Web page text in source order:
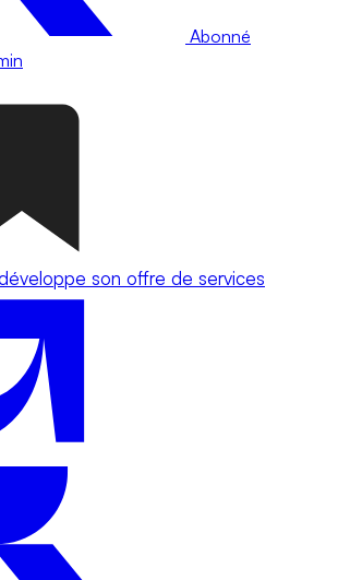
Abonné
son offre de services